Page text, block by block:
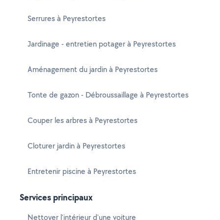
Serrures à Peyrestortes
Jardinage - entretien potager à Peyrestortes
Aménagement du jardin à Peyrestortes
Tonte de gazon - Débroussaillage à Peyrestortes
Couper les arbres à Peyrestortes
Cloturer jardin à Peyrestortes
Entretenir piscine à Peyrestortes
Services principaux
Nettoyer l'intérieur d'une voiture